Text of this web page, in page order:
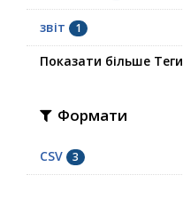
звіт 1
Показати більше Теги
Формати
CSV 3